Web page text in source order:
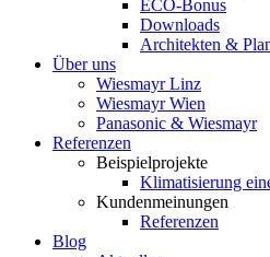
ECO-Bonus
Downloads
Architekten &
Über uns
Wiesmayr Linz
Wiesmayr Wien
Panasonic & Wiesmayr
Referenzen
Beispielprojekte
Klimatisierung
Kundenmeinungen
Referenzen
Blog